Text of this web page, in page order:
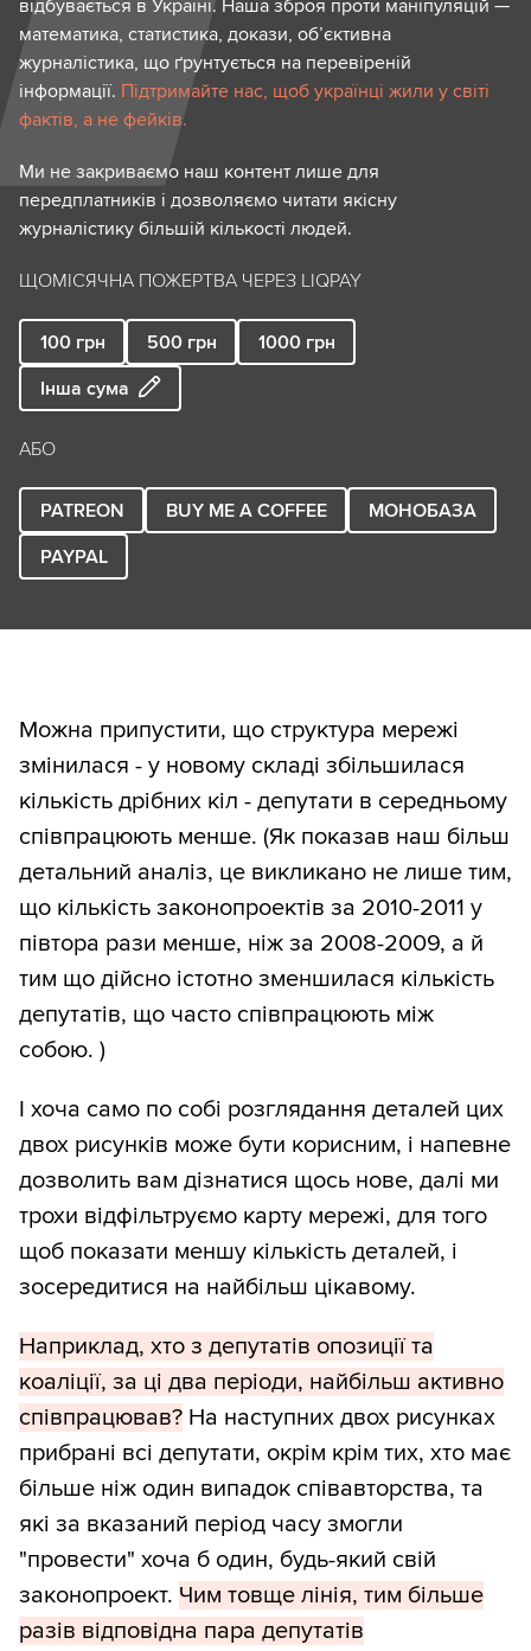
відбувається в Україні. Наша зброя проти маніпуляцій —
математика, статистика, докази, об’єктивна
журналістика, що ґрунтується на перевіреній
інформації. Підтримайте нас, щоб українці жили у світі
фактів, а не фейків.
Ми не закриваємо наш контент лише для
передплатників і дозволяємо читати якісну
журналістику більшій кількості людей.
ЩОМІСЯЧНА ПОЖЕРТВА ЧЕРЕЗ LIQPAY
100 грн 500 грн 1000 грн
Інша сума
АБО
PATREON BUY ME A COFFEE
МОНОБАЗА
PAYPAL
Можна припустити, що структура мережі
змінилася - у новому складі збільшилася
кількість дрібних кіл - депутати в середньому
співпрацюють менше. (Як показав наш більш
детальний аналіз, це викликано не лише тим,
що кількість законопроектів за 2010-2011 у
півтора рази менше, ніж за 2008-2009, а й
тим що дійсно істотно зменшилася кількість
депутатів, що часто співпрацюють між
собою. )
І хоча само по собі розглядання деталей цих
двох рисунків може бути корисним, і напевне
дозволить вам дізнатися щось нове, далі ми
трохи відфільтруємо карту мережі, для того
щоб показати меншу кількість деталей, і
зосередитися на найбільш цікавому.
Наприклад, хто з депутатів опозиції та
коаліції, за ці два періоди, найбільш активно
співпрацював? На наступних двох рисунках
прибрані всі депутати, окрім крім тих, хто має
більше ніж один випадок співавторства, та
які за вказаний період часу змогли
"провести" хоча б один, будь-який свій
законопроект. Чим товще лінія, тим більше
разів відповідна пара депутатів